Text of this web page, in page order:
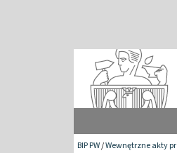
BIP PW/Wewnętrzne akty